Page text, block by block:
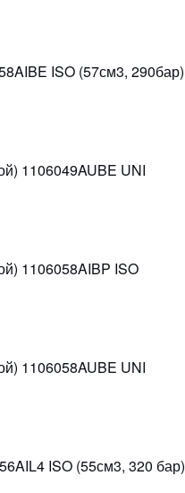
ISO (57см3, 290бар)
1106049AUBE UNI
1106058AIBP ISO
1106058AUBE UNI
ISO (55см3, 320 бар)